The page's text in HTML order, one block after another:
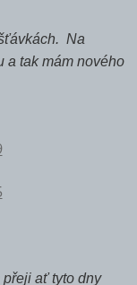
Na
a tak mám nového
přeji ať tyto dny